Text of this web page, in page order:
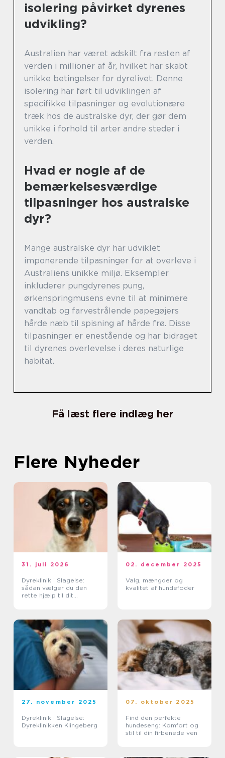
isolering påvirket dyrenes
udvikling?
Australien har været adskilt fra resten af
verden i millioner af år, hvilket har skabt
unikke betingelser for dyrelivet. Denne
isolering har ført til udviklingen af
specifikke tilpasninger og evolutionære
træk hos de australske dyr, der gør dem
unikke i forhold til arter andre steder i
verden.
Hvad er nogle af de
bemærkelsesværdige
tilpasninger hos australske
dyr?
Mange australske dyr har udviklet
imponerende tilpasninger for at overleve i
Australiens unikke miljø. Eksempler
inkluderer pungdyrenes pung,
ørkenspringmusens evne til at minimere
vandtab og farvestrålende papegøjers
hårde næb til spisning af hårde frø. Disse
tilpasninger er enestående og har bidraget
til dyrenes overlevelse i deres naturlige
habitat.
Få læst flere indlæg her
Flere Nyheder
31. juli 2026
Dyreklinik i Slagelse:
sådan vælger du den
rette hjælp til dit
02. december 2025
Valg, mængder og
kvalitet af hundefoder
27. november 2025
Dyreklinik i Slagelse:
Dyreklinikken Klingeberg
07. oktober 2025
Find den perfekte
hundeseng: Komfort og
stil til din firbenede ven